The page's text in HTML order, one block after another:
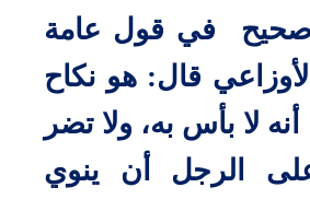
صحيح
في قول عامة
قال: هو نكاح
لا بأس به، ولا تضر
الرجل أن ينوي